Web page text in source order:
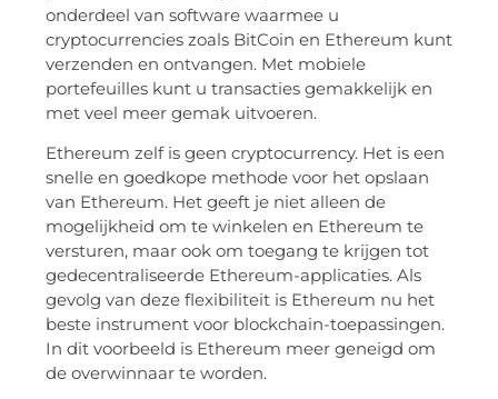
onderdeel van software waarmee u
cryptocurrencies zoals BitCoin en Ethereum kunt
verzenden en ontvangen. Met mobiele
portefeuilles kunt u transacties gemakkelijk en
met veel meer gemak uitvoeren.
Ethereum zelf is geen cryptocurrency. Het is een
snelle en goedkope methode voor het opslaan
van Ethereum. Het geeft je niet alleen de
mogelijkheid om te winkelen en Ethereum te
versturen, maar ook om toegang te krijgen tot
gedecentraliseerde Ethereum-applicaties. Als
gevolg van deze flexibiliteit is Ethereum nu het
beste instrument voor blockchain-toepassingen.
In dit voorbeeld is Ethereum meer geneigd om
de overwinnaar te worden.